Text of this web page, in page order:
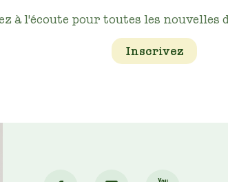
à l'écoute pour toutes les nouvelles
Inscrivez